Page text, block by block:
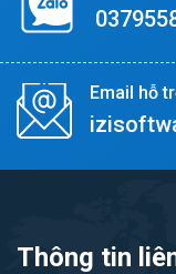
Email hỗ
Thông tin